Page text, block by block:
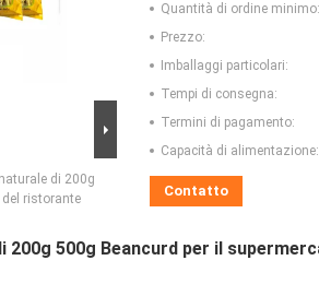
di 200g
del ristorante
Quantità di ordine minimo:
Prezzo:
Imballaggi particolari:
Tempi di consegna:
Termini di pagamento:
Capacità di alimentazione:
Contatto
200g 500g Beancurd per il